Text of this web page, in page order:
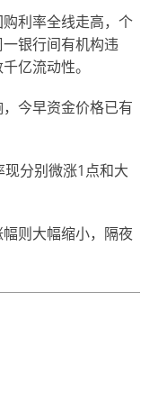
利率全线走高，个
银行间有机构违
亿流动性。
今早资金价格已有
分别微涨1点和大
则大幅缩小，隔夜